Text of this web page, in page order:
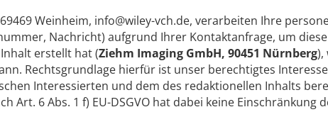
Weinheim, info@wiley-vch.de, verarbeiten Ihre
Nachricht) aufgrund Ihrer Kontaktanfrage, um
erstellt hat (Ziehm Imaging GmbH, 90451 Nürnberg),
Rechtsgrundlage hierfür ist unser berechtigtes
Interessierten und dem des redaktionellen Inhalts
Art. 6 Abs. 1 f) EU-DSGVO hat dabei keine Einschränkung